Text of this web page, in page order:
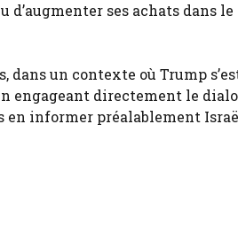
ses achats dans
dans un contexte où Trump
engageant directement le
en informer préalablement